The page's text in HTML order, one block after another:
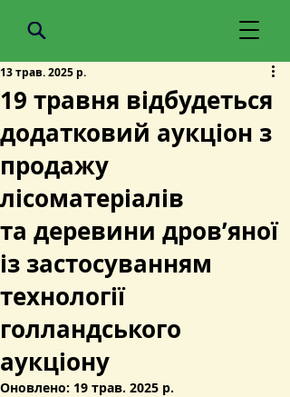
19 травня відбудеться
додатковий аукціон з
продажу
лісоматеріалів
та деревини дров’яної
із застосуванням
технології
голландського
аукціону
13 трав. 2025 р.
Оновлено: 19 трав. 2025 р.